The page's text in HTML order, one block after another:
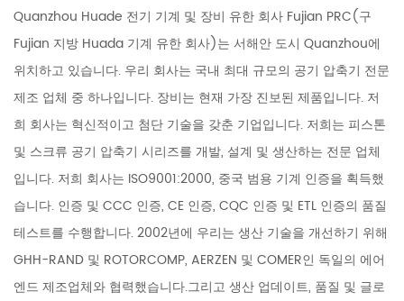
Quanzhou Huade 전기 기계 및 장비 유한 회사 Fujian PRC(구
Fujian 지방 Huada 기계 유한 회사)는 서해안 도시 Quanzhou에
위치하고 있습니다. 우리 회사는 국내 최대 규모의 공기 압축기 전문
제조 업체 중 하나입니다. 장비는 현재 가장 진보된 제품입니다. 저
희 회사는 혁신적이고 첨단 기술을 갖춘 기업입니다. 저희는 피스톤
및 스크류 공기 압축기 시리즈를 개발, 설계 및 생산하는 전문 업체
입니다. 저희 회사는 ISO9001:2000, 중국 범용 기계 인증을 획득했
습니다. 인증 및 CCC 인증, CE 인증, CQC 인증 및 ETL 인증의 품질
테스트를 수행합니다. 2002년에 우리는 생산 기술을 개선하기 위해
GHH-RAND 및 ROTORCOMP, AERZEN 및 COMER인 독일의 에어
엔드 제조업체와 협력했습니다.그리고 생산 업데이트, 품질 및 글로